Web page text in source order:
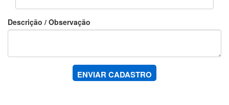
Descrição / Observação
ENVIAR CADASTRO